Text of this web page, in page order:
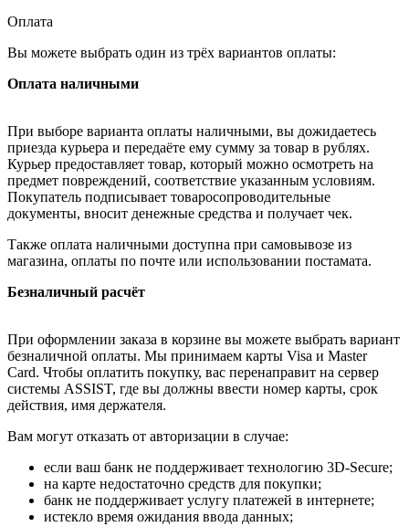
Оплата
Вы можете выбрать один из трёх вариантов оплаты:
Оплата наличными
При выборе варианта оплаты наличными, вы дожидаетесь
приезда курьера и передаёте ему сумму за товар в рублях.
Курьер предоставляет товар, который можно осмотреть на
предмет повреждений, соответствие указанным условиям.
Покупатель подписывает товаросопроводительные
документы, вносит денежные средства и получает чек.
Также оплата наличными доступна при самовывозе из
магазина, оплаты по почте или использовании постамата.
Безналичный расчёт
При оформлении заказа в корзине вы можете выбрать вариант
безналичной оплаты. Мы принимаем карты Visa и Master
Card. Чтобы оплатить покупку, вас перенаправит на сервер
системы ASSIST, где вы должны ввести номер карты, срок
действия, имя держателя.
Вам могут отказать от авторизации в случае:
если ваш банк не поддерживает технологию 3D-Secure;
на карте недостаточно средств для покупки;
банк не поддерживает услугу платежей в интернете;
истекло время ожидания ввода данных;